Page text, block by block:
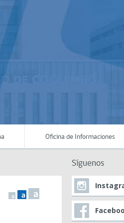
Oficina de Informaciones
a a a
Síguenos